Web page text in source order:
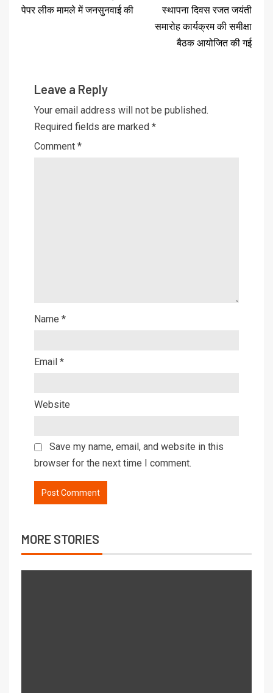
पेपर लीक मामले में जनसुनवाई की
स्थापना दिवस रजत जयंती
समारोह कार्यक्रम की समीक्षा
बैठक आयोजित की गई
Leave a Reply
Your email address will not be published.
Required fields are marked *
Comment *
Name *
Email *
Website
Save my name, email, and website in this
browser for the next time I comment.
MORE STORIES